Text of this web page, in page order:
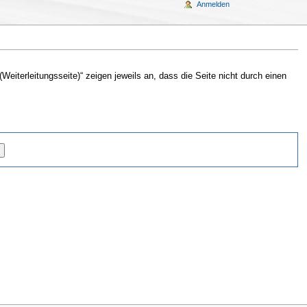
zeigen jeweils an, dass die Seite nicht durch einen
Anmelden